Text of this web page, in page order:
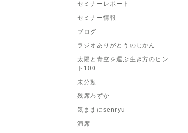
セミナーレポート
セミナー情報
ブログ
ラジオありがとうのじかん
太陽と青空を運ぶ生き方のヒン
ト100
未分類
残席わずか
気ままにsenryu
満席